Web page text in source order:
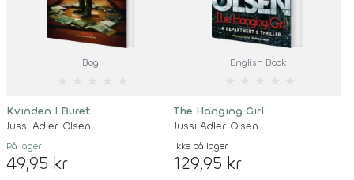
Bog
Kvinden I Buret
Jussi Adler-Olsen
På lager
49,95 kr
English Book
The Hanging Girl
Jussi Adler-Olsen
Ikke på lager
129,95 kr